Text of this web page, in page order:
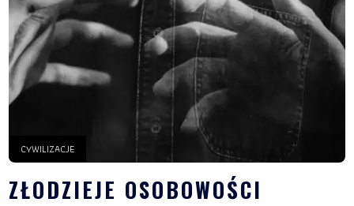
CYWILIZACJE
ZŁODZIEJE OSOBOWOŚCI